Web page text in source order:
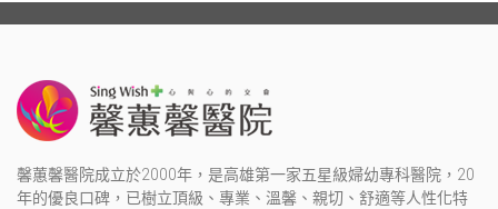
馨蕙馨醫院成立於2000年，是高雄第一家五星級婦幼專科醫院，20
年的優良口碑，已樹立頂級、專業、溫馨、親切、舒適等人性化特